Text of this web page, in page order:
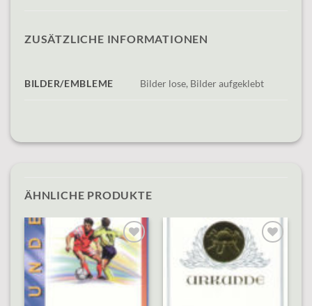
ZUSÄTZLICHE INFORMATIONEN
BILDER/EMBLEME Bilder lose, Bilder aufgeklebt
ÄHNLICHE PRODUKTE
Add to
wishlist
Add to
wishlist